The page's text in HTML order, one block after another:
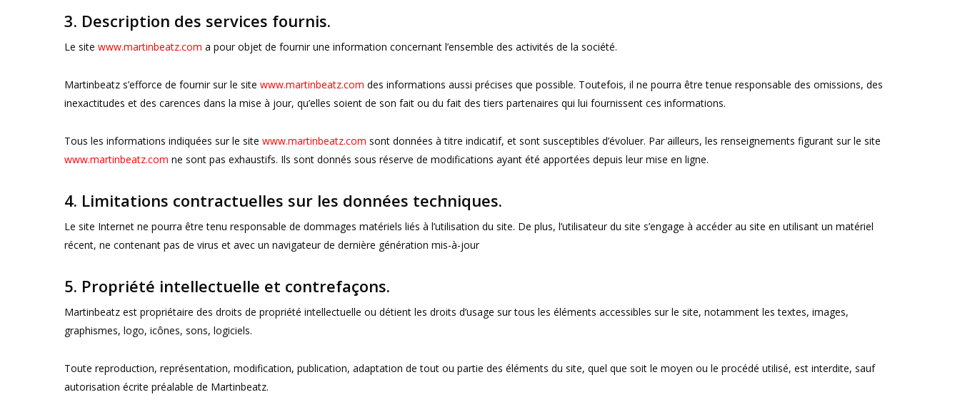
3. Description des services fournis.
Le site www.martinbeatz.com a pour objet de fournir une information concernant l’ensemble des activités de la société.
Martinbeatz s’efforce de fournir sur le site www.martinbeatz.com des informations aussi précises que possible. Toutefois, il ne pourra être tenue responsable des omissions, des
inexactitudes et des carences dans la mise à jour, qu’elles soient de son fait ou du fait des tiers partenaires qui lui fournissent ces informations.
Tous les informations indiquées sur le site www.martinbeatz.com sont données à titre indicatif, et sont susceptibles d’évoluer. Par ailleurs, les renseignements figurant sur le site
www.martinbeatz.com ne sont pas exhaustifs. Ils sont donnés sous réserve de modifications ayant été apportées depuis leur mise en ligne.
4. Limitations contractuelles sur les données techniques.
Le site Internet ne pourra être tenu responsable de dommages matériels liés à l’utilisation du site. De plus, l’utilisateur du site s’engage à accéder au site en utilisant un matériel
récent, ne contenant pas de virus et avec un navigateur de dernière génération mis-à-jour
5. Propriété intellectuelle et contrefaçons.
Martinbeatz est propriétaire des droits de propriété intellectuelle ou détient les droits d’usage sur tous les éléments accessibles sur le site, notamment les textes, images,
graphismes, logo, icônes, sons, logiciels.
Toute reproduction, représentation, modification, publication, adaptation de tout ou partie des éléments du site, quel que soit le moyen ou le procédé utilisé, est interdite, sauf
autorisation écrite préalable de Martinbeatz.